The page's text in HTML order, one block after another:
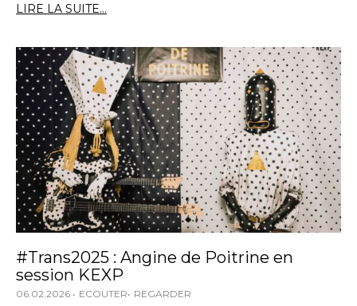
LIRE LA SUITE...
#Trans2025 : Angine de Poitrine en
session KEXP
06.02.2026 ECOUTER REGARDER